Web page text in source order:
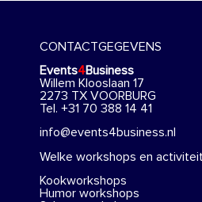
CONTACTGEGEVENS
Events4Business
Willem Klooslaan 17
2273 TX VOORBURG
Tel. +31 70 388 14 41
info@events4business.nl
Welke workshops en
Kookworkshops
Humor workshops